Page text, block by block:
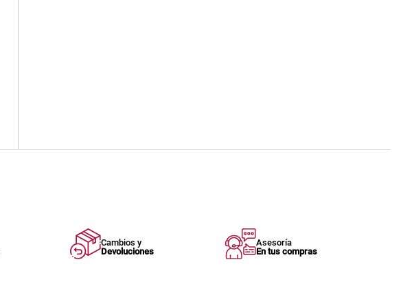
Cambios y
Devoluciones
Asesoría
En tus compras